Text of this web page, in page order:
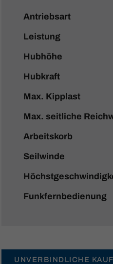
Antriebsart
Leistung
Hubhöhe
Hubkraft
Max. Kipplast
Max. seitliche
Arbeitskorb
Seilwinde
Funkfernbedienung
UNVERBINDLICHE